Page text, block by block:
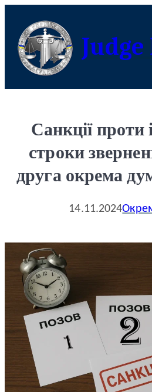
Санкції проти
строки
друга окрема
14.11.2024